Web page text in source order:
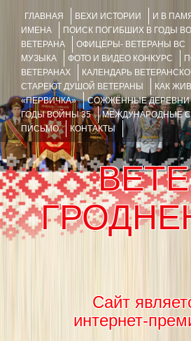
ГЛАВНАЯ ВЕХИ ИСТОРИИ
И В
ИМЕНА
ПОИСК ПОГИБШИХ В ГОДЫ
ВЕТЕРАНА
ОФИЦЕРЫ- ВЕТЕРАНЫ ВС
МУЗЫКА
ФОТО И ВИДЕО КОНКУРС
ВЕТЕРАНАХ
КАЛЕНДАРЬ
СТАРЕЮТ ДУШОЙ ВЕТЕРАНЫ
КАК
«ПЕРВИЧКА»
СОЖЖЁННЫЕ
ГОДЫ ВОЙНЫ 35
МЕЖДУНАРОДНЫЕ
ПИСЬМО
КОНТАКТЫ
Сайт
интернет-